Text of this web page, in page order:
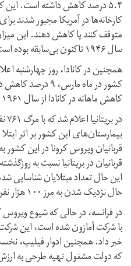
۵.۴ درصد کاهش داشته است.
کارخانه‌‌ها در آمریکا مجبور شدند
متوقف کنند یا کاهش دهند. این
سال ۱۹۴۶ تاکنون بی‌سابقه بوده است.
همچنین در کانادا، روز چهارشنبه
کشور در ماه
کاهش ماهانه در کانادا از سال ۱۹۶۱ به شمار می‌رود.
بیمارستان‌های این کشور بر اثر
قربانیان در بریتانیا نسبت به
این حال تعداد مبتلایان شناسایی
حال نزدیک شدن به مرز ۱۰۰ هزار نفر است.
در فرانسه، در حالی که شیوع
با شرکت آمازون شده است، این
خبر داد. همچنین ادوار فیلیپ،